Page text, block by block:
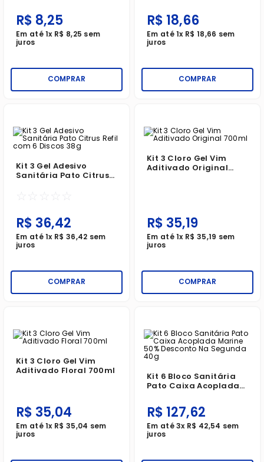
R$ 8,25
Em até1x R$ 8,25 sem
juros
COMPRAR
R$ 18,66
Em até1x R$ 18,66 sem
juros
COMPRAR
Kit 3 Gel Adesivo
Sanitária Pato Citrus
☆ ☆ ☆ ☆ ☆
R$ 36,42
Em até1x R$ 36,42 sem
juros
COMPRAR
Kit 3 Cloro Gel Vim
Aditivado Original
R$ 35,19
Em até1x R$ 35,19 sem
juros
COMPRAR
Kit 3 Cloro Gel Vim
Aditivado Floral 700ml
R$ 35,04
Em até1x R$ 35,04 sem
juros
Kit 6 Bloco Sanitária
Pato Caixa Acoplada
Na Segunda 40g
R$ 127,62
Em até3x R$ 42,54 sem
juros